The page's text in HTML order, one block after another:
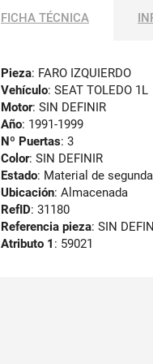
FICHA TÉCNICA
Pieza: FARO IZQUIERDO
Vehículo: SEAT TOLEDO 1L
Motor: SIN DEFINIR
Año: 1991-1999
Nº Puertas: 3
Color: SIN DEFINIR
Estado: Material de
Ubicación: Almacenada
RefID: 31180
Referencia pieza: SIN
Atributo 1 : 59021